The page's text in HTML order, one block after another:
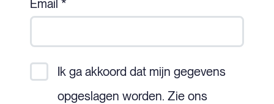
Email *
Ik ga akkoord dat mijn gegevens
opgeslagen worden. Zie ons